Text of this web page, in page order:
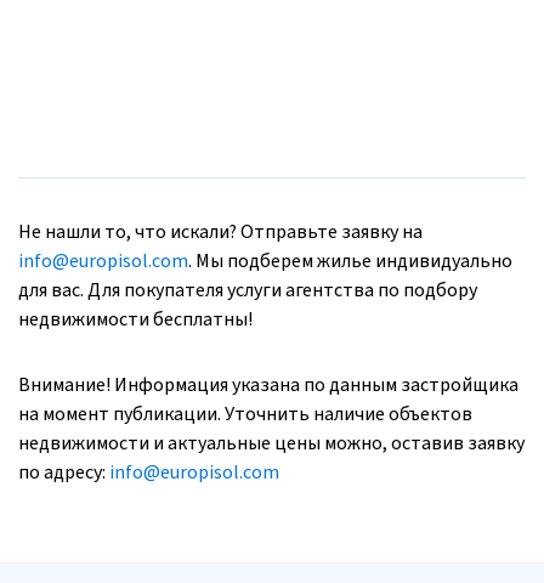
Не нашли то, что искали? Отправьте заявку на
info@europisol.com. Мы подберем жилье индивидуально
для вас. Для покупателя услуги агентства по подбору
недвижимости бесплатны!
Внимание! Информация указана по данным застройщика
на момент публикации. Уточнить наличие объектов
недвижимости и актуальные цены можно, оставив заявку
по адресу: info@europisol.com